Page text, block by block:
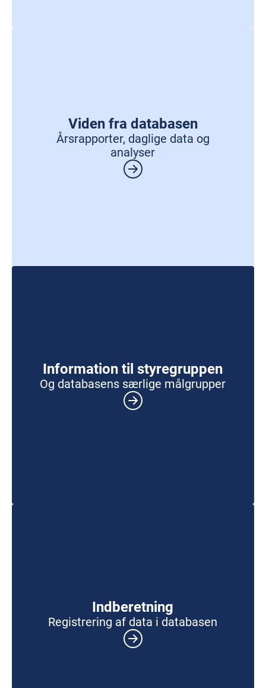
Viden fra databasen
Årsrapporter, daglige data og
analyser
Information til styregruppen
Og databasens særlige målgrupper
Indberetning
Registrering af data i databasen